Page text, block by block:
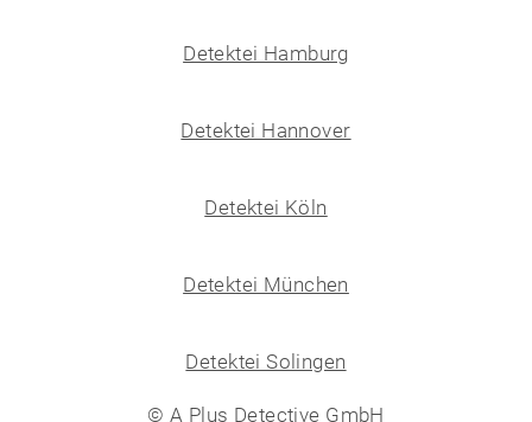
Detektei Hamburg
Detektei Hannover
Detektei Köln
Detektei München
Detektei Solingen
© A Plus Detective GmbH